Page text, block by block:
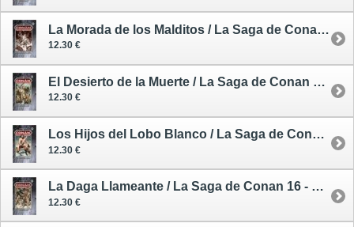
La Morada de los Malditos / La Saga de Conan 13 - cómic
12.30 €
El Desierto de la Muerte / La Saga de Conan 14 - cómic
12.30 €
Los Hijos del Lobo Blanco / La Saga de Conan 15 - cómic
12.30 €
La Daga Llameante / La Saga de Conan 16 - cómic
12.30 €